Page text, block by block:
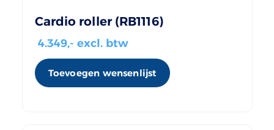
Cardio roller (RB1116)
4.349,- excl. btw
Toevoegen wensenlijst